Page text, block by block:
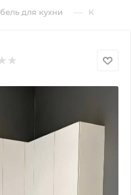
для кухни — Кухня